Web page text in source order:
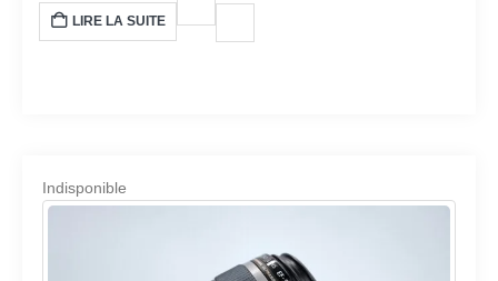
LIRE LA SUITE
Indisponible